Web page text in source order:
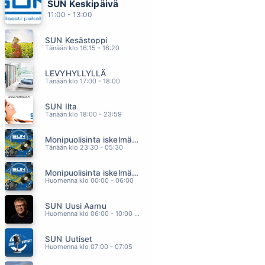
DIRLANDA
UKKOMETSO
TERVEISIN DORIS
ME
SUN Keskipäivä
11:00 - 13:00
SUN Kesästoppi
Tänään klo 16:15 - 16:20
LEVYHYLLYLLÄ
Tänään klo 17:00 - 18:00
SUN Ilta
Tänään klo 18:00 - 23:59
Monipuolisinta iskelmää ja parasta poppia
Tänään klo 23:30 - 05:30
Monipuolisinta iskelmää ja parasta poppia
Huomenna klo 00:00 - 06:00
SUN Uusi Aamu
Huomenna klo 06:00 - 10:00 - Studiossa: Kimmo Hoivassilta
SUN Uutiset
Huomenna klo 07:00 - 07:05